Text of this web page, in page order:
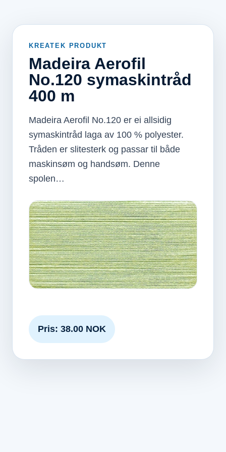
KREATEK PRODUKT
Madeira Aerofil
No.120 symaskintråd
400 m
Madeira Aerofil No.120 er ei allsidig
symaskintråd laga av 100 % polyester.
Tråden er slitesterk og passar til både
maskinsøm og handsøm. Denne
spolen…
Pris: 38.00 NOK